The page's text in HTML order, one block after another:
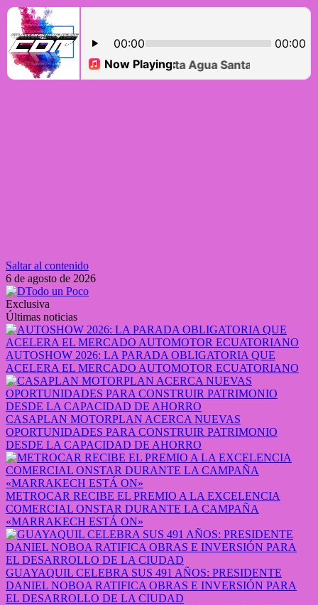
Saltar al contenido
6 de agosto de 2026
Exclusiva
Últimas noticias
AUTOSHOW 2026: LA PARADA OBLIGATORIA QUE
ACELERA EL MERCADO AUTOMOTOR ECUATORIANO
CASAPLAN MOTORPLAN ACERCA NUEVAS
OPORTUNIDADES PARA CONSTRUIR PATRIMONIO
DESDE LA CAPACIDAD DE AHORRO
METROCAR RECIBE EL PREMIO A LA EXCELENCIA
COMERCIAL ONSTAR DURANTE LA CAMPAÑA
«MARRAKECH ESTÁ ON»
GUAYAQUIL CELEBRA SUS 491 AÑOS: PRESIDENTE
DANIEL NOBOA RATIFICA OBRAS E INVERSIÓN PARA
EL DESARROLLO DE LA CIUDAD